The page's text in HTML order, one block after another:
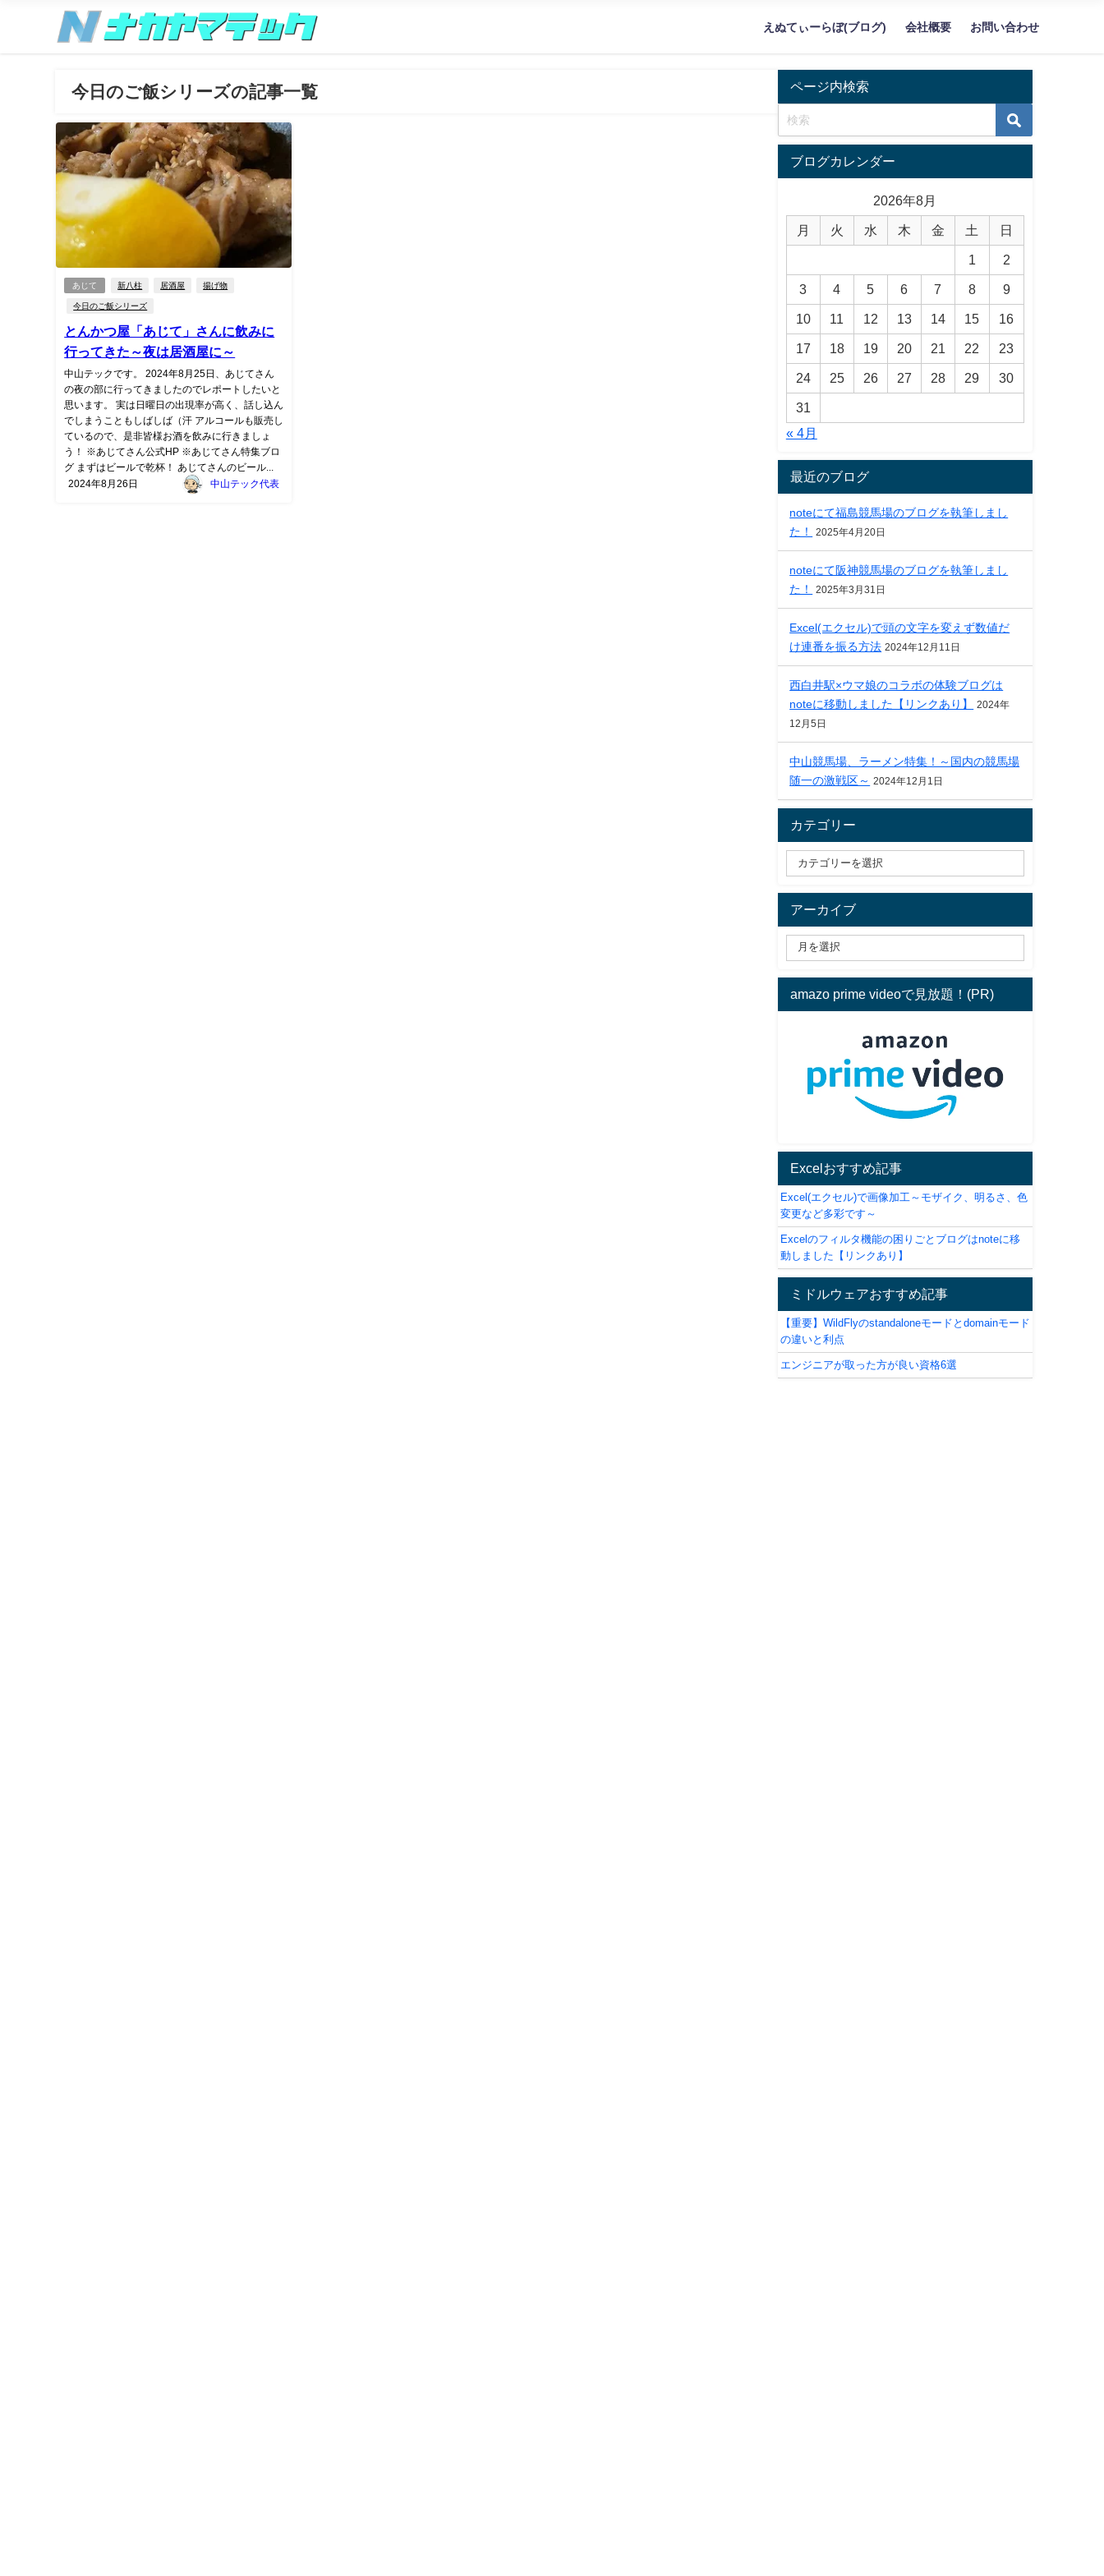
えぬてぃーらぼ(ブログ) 会社概要 お問い合わせ
今日のご飯シリーズの記事一覧
あじて 新八柱 居酒屋 揚げ物
今日のご飯シリーズ
とんかつ屋「あじて」さんに飲みに
行ってきた～夜は居酒屋に～
中山テックです。 2024年8月25日、あじてさん
の夜の部に行ってきましたのでレポートしたいと
思います。 実は日曜日の出現率が高く、話し込ん
でしまうこともしばしば（汗 アルコールも販売し
ているので、是非皆様お酒を飲みに行きましょ
う！ ※あじてさん公式HP ※あじてさん特集ブロ
グ まずはビールで乾杯！ あじてさんのビール...
2024年8月26日
中山テック代表
ページ内検索
ブログカレンダー
2026年8月
月 火 水 木 金 土 日
1 2
3 4 5 6 7 8 9
10 11 12 13 14 15 16
17 18 19 20 21 22 23
24 25 26 27 28 29 30
31
« 4月
最近のブログ
noteにて福島競馬場のブログを執筆しまし
た！
2025年4月20日
noteにて阪神競馬場のブログを執筆しまし
た！
2025年3月31日
Excel(エクセル)で頭の文字を変えず数値だ
け連番を振る方法 2024年12月11日
西白井駅×ウマ娘のコラボの体験ブログは
noteに移動しました【リンクあり】
2024年
12月5日
中山競馬場、ラーメン特集！～国内の競馬場
随一の激戦区～ 2024年12月1日
カテゴリー
アーカイブ
amazo prime videoで見放題！(PR)
Excelおすすめ記事
Excel(エクセル)で画像加工～モザイク、明るさ、色
変更など多彩です～
Excelのフィルタ機能の困りごとブログはnoteに移
動しました【リンクあり】
ミドルウェアおすすめ記事
【重要】WildFlyのstandaloneモードとdomainモード
の違いと利点
エンジニアが取った方が良い資格6選